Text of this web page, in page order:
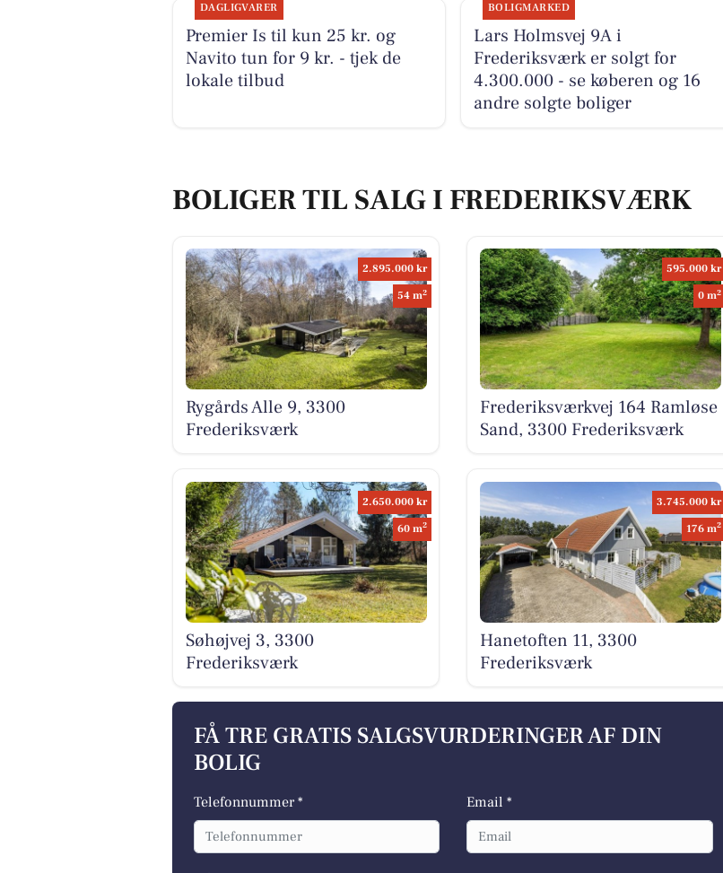
DAGLIGVARER
Premier Is til kun 25 kr. og
Navito tun for 9 kr. - tjek de
lokale tilbud
BOLIGMARKED
Lars Holmsvej 9A i
Frederiksværk er solgt for
4.300.000 - se køberen og 16
andre solgte boliger
BOLIGER TIL SALG I FREDERIKSVÆRK
2.895.000 kr
54 m2
Rygårds Alle 9, 3300
Frederiksværk
595.000 kr
0 m2
Frederiksværkvej 164 Ramløse
Sand, 3300 Frederiksværk
2.650.000 kr
60 m2
Søhøjvej 3, 3300
Frederiksværk
3.745.000 kr
176 m2
Hanetoften 11, 3300
Frederiksværk
FÅ TRE GRATIS SALGSVURDERINGER AF DIN
BOLIG
Telefonnummer * Email *